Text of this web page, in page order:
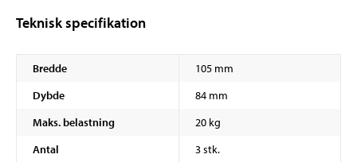
Teknisk specifikation
Bredde
105 mm
Dybde
84 mm
Maks. belastning
20 kg
Antal
3 stk.